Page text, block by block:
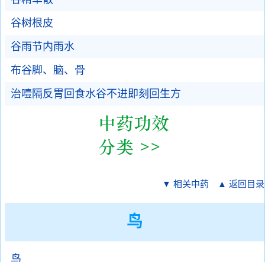
谷树根皮
谷雨节内雨水
布谷脚、脑、骨
治噎隔反胃回食水谷不进即刻回生方
▼ 相关中药 ▲ 返回目录
鸟
鸟